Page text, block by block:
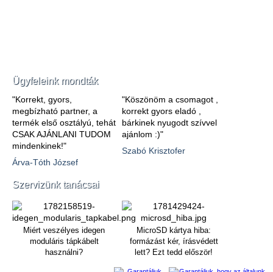
Ügyfeleink mondták
"Korrekt, gyors,
megbízható partner, a
termék első osztályú, tehát
CSAK AJÁNLANI TUDOM
mindenkinek!"
Árva-Tóth József
"Köszönöm a csomagot ,
korrekt gyors eladó ,
bárkinek nyugodt szívvel
ajánlom :)"
Szabó Krisztofer
Szervizünk tanácsai
Miért veszélyes idegen
moduláris tápkábelt
használni?
MicroSD kártya hiba:
formázást kér, írásvédett
lett? Ezt tedd először!